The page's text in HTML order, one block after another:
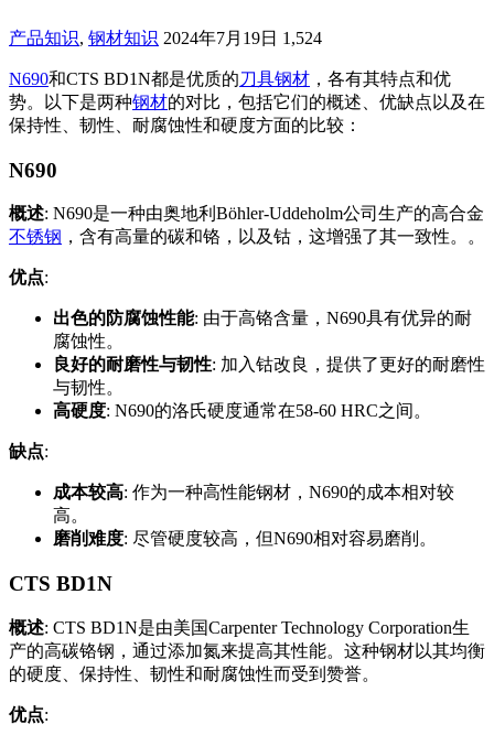
产品知识, 钢材知识 2024年7月19日 1,524
N690和CTS BD1N都是优质的刀具钢材 ，各有其特点和优
势。以下是两种钢材的对比，包括它们的概述、优缺点以及在
保持性、韧性、耐腐蚀性和硬度方面的比较：
N690
概述: N690是一种由奥地利Böhler-Uddeholm公司生产的高合金
不锈钢 ，含有高量的碳和铬，以及钴，这增强了其一致性。。
优点:
出色的防腐蚀性能: 由于高铬含量，N690具有优异的耐
腐蚀性。
良好的耐磨性与韧性: 加入钴改良，提供了更好的耐磨性
与韧性。
高硬度: N690的洛氏硬度通常在58-60 HRC之间。
缺点:
成本较高: 作为一种高性能钢材，N690的成本相对较
高。
磨削难度: 尽管硬度较高，但N690相对容易磨削。
CTS BD1N
概述: CTS BD1N是由美国Carpenter Technology Corporation生
产的高碳铬钢，通过添加氮来提高其性能。这种钢材以其均衡
的硬度、保持性、韧性和耐腐蚀性而受到赞誉。
优点: